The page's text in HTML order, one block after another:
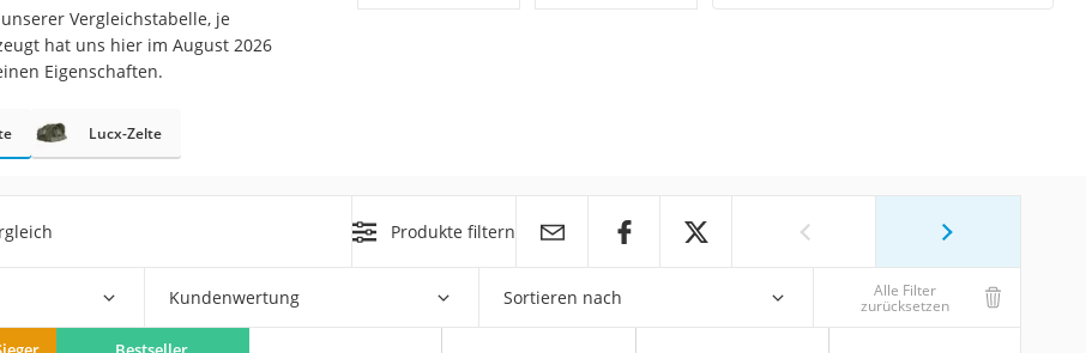
Vergleichstabelle, je
hat uns hier im August 2026
Eigenschaften.
Lucx-Zelte
Produkte filtern
Kundenwertung Sortieren nach Alle Filter
zurücksetzen